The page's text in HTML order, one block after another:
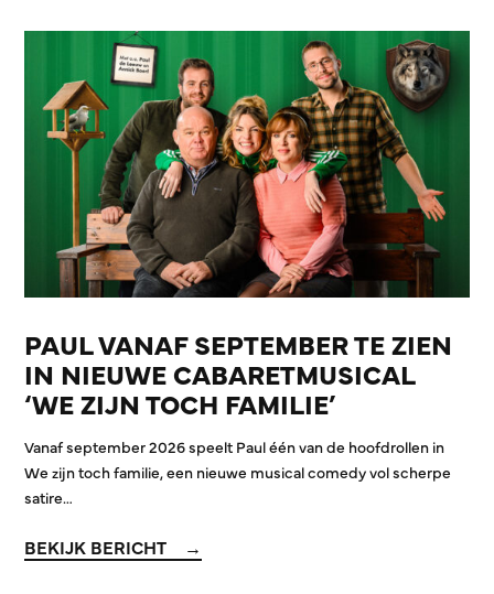
PAUL VANAF SEPTEMBER TE ZIEN
IN NIEUWE CABARETMUSICAL
‘WE ZIJN TOCH FAMILIE’
Vanaf september 2026 speelt Paul één van de hoofdrollen in
We zijn toch familie, een nieuwe musical comedy vol scherpe
satire…
BEKIJK BERICHT